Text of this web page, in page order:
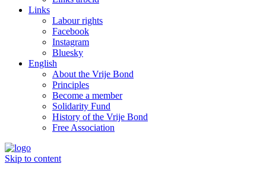
Links
Labour rights
Facebook
Instagram
Bluesky
English
About the Vrije Bond
Principles
Become a member
Solidarity Fund
History of the Vrije Bond
Free Association
Skip to content